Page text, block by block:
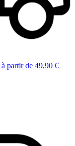
à partir de 49,90 €